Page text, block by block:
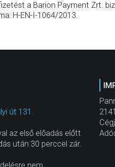
a Barion Payment Zrt.
H-EN-I-1064/2013.
út 131.
az első előadás előtt
után 30 perccel zár.